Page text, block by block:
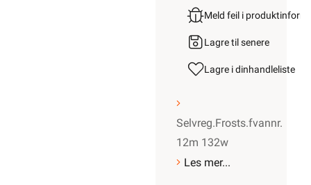
Meld feil i
Lagre til senere
Lagre i dinhandleliste
Selvreg.Frosts.fvannr.
12m 132w
Les mer...